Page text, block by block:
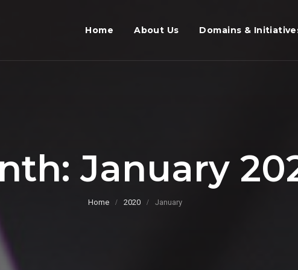
Home About Us Domains &
January
Home 2020 January